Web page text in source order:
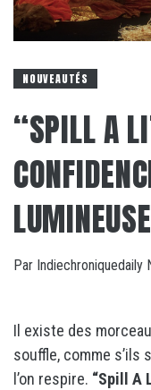
NOUVEAUTÉS
“SPILL A
Par Indiechroniquedaily
Il existe des
souffle, comme s’ils
l’on respire. “Spill A